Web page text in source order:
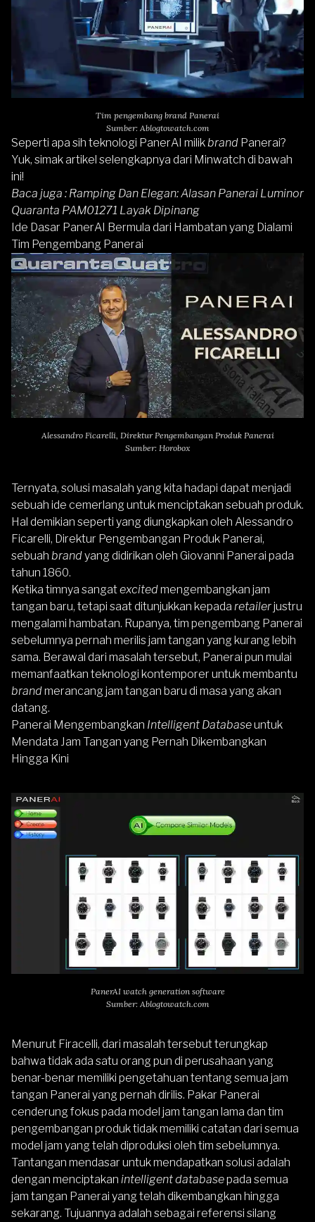
Tim pengembang brand Panerai
Sumber: Ablogtowatch.com
Seperti apa sih teknologi PanerAI milikbrand Panerai?
Yuk, simak artikel selengkapnya dari Minwatch di bawah
ini!
Baca juga : Ramping Dan Elegan: Alasan Panerai Luminor
Quaranta PAM01271 Layak Dipinang
Ide Dasar PanerAI Bermula dari Hambatan yang Dialami
Tim Pengembang Panerai
Alessandro Ficarelli, Direktur Pengembangan Produk Panerai
Sumber: Horobox
Ternyata, solusi masalah yang kita hadapi dapat menjadi
sebuah ide cemerlang untuk menciptakan sebuah produk.
Hal demikian seperti yang diungkapkan oleh Alessandro
Ficarelli, Direktur Pengembangan Produk Panerai,
sebuah brandyang didirikan oleh Giovanni Panerai pada
tahun 1860.
Ketika timnya sangatexcitedmengembangkan jam
tangan baru, tetapi saat ditunjukkan kepada retailerjustru
mengalami hambatan. Rupanya, tim pengembang Panerai
sebelumnya pernah merilis jam tangan yang kurang lebih
sama. Berawal dari masalah tersebut, Panerai pun mulai
memanfaatkan teknologi kontemporer untuk membantu
brandmerancang jam tangan baru di masa yang akan
datang.
Panerai Mengembangkan Intelligent Databaseuntuk
Mendata Jam Tangan yang Pernah Dikembangkan
Hingga Kini
PanerAI watch generation software
Sumber: Ablogtowatch.com
Menurut Firacelli, dari masalah tersebut terungkap
bahwa tidak ada satu orang pun di perusahaan yang
benar-benar memiliki pengetahuan tentang semua jam
tangan Panerai yang pernah dirilis. Pakar Panerai
cenderung fokus pada model jam tangan lama dan tim
pengembangan produk tidak memiliki catatan dari semua
model jam yang telah diproduksi oleh tim sebelumnya.
Tantangan mendasar untuk mendapatkan solusi adalah
dengan menciptakan intelligent databasepada semua
jam tangan Panerai yang telah dikembangkan hingga
sekarang. Tujuannya adalah sebagai referensi silang